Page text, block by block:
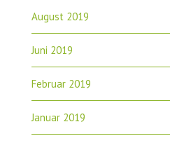
August 2019
Juni 2019
Februar 2019
Januar 2019